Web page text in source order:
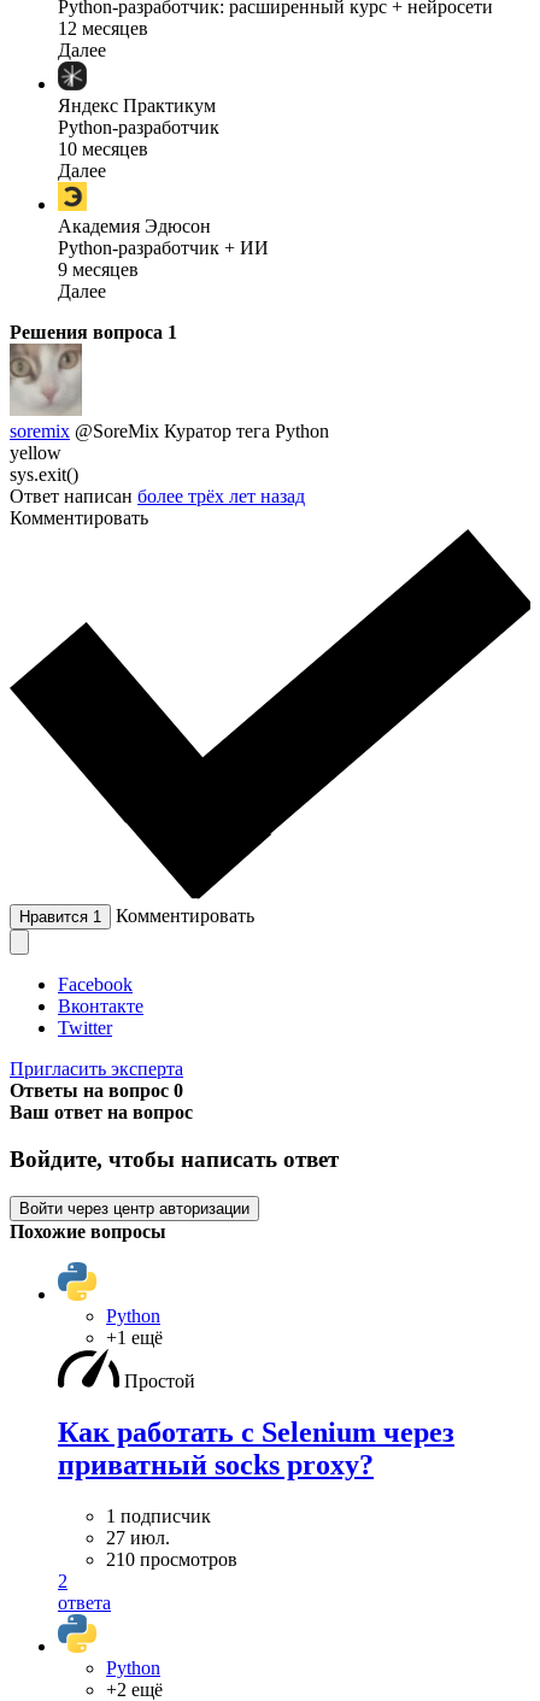
Python-разработчик: расширенный курс + нейросети
12 месяцев
Далее
Яндекс Практикум
Python-разработчик
10 месяцев
Далее
Академия Эдюсон
Python-разработчик + ИИ
9 месяцев
Далее
Решения вопроса 1
soremix @SoreMix Куратор тега Python
yellow
sys.exit()
Ответ написан более трёх лет назад
Комментировать
Нравится 1 Комментировать
Facebook
Вконтакте
Twitter
Пригласить эксперта
Ответы на вопрос 0
Ваш ответ на вопрос
Войдите, чтобы написать ответ
Войти через центр авторизации
Похожие вопросы
Python
+1 ещё
Простой
Как работать с Selenium через
приватный socks proxy?
1 подписчик
27 июл.
210 просмотров
2
ответа
Python
+2 ещё